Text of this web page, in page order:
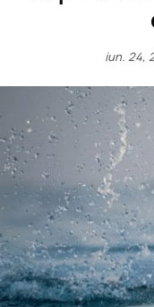
iun. 24,